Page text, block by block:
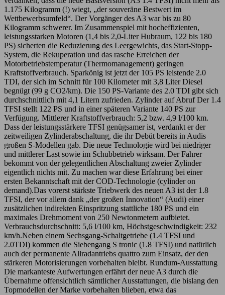
1.175 Kilogramm (!) wiegt, „der souveräne Bestwert im
Wettbewerbsumfeld“. Der Vorgänger des A3 war bis zu 80
Kilogramm schwerer. Im Zusammenspiel mit hocheffizienten,
leistungsstarken Motoren (1,4 bis 2,0-Liter Hubraum, 122 bis 180
PS) sicherten die Reduzierung des Leergewichts, das Start-Stopp-
System, die Rekuperation und das rasche Erreichen der
Motorbetriebstemperatur (Thermomanagement) geringen
Kraftstoffverbrauch. Sparkönig ist jetzt der 105 PS leistende 2.0
TDI, der sich im Schnitt für 100 Kilometer mit 3,8 Liter Diesel
begnügt (99 g CO2/km). Die 150 PS-Variante des 2.0 TDI gibt sich
durchschnittlich mit 4,1 Litern zufrieden. Zylinder auf Abruf Der 1.4
TFSI stellt 122 PS und in einer späteren Variante 140 PS zur
Verfügung. Mittlerer Kraftstoffverbrauch: 5,2 bzw. 4,9 l/100 km.
Dass der leistungsstärkere TFSI genügsamer ist, verdankt er der
zeitweiligen Zylinderabschaltung, die ihr Debüt bereits in Audis
großen S-Modellen gab. Die neue Technologie wird bei niedriger
und mittlerer Last sowie im Schubbetrieb wirksam. Der Fahrer
bekommt von der gelegentlichen Abschaltung zweier Zylinder
eigentlich nichts mit. Zu machen war diese Erfahrung bei einer
ersten Bekanntschaft mit der COD-Technologie (cylinder on
demand).Das vorerst stärkste Triebwerk des neuen A3 ist der 1.8
TFSI, der vor allem dank „der großen Innovation“ (Audi) einer
zusätzlichen indirekten Einspritzung stattliche 180 PS und ein
maximales Drehmoment von 250 Newtonmetern aufbietet.
Verbrauchsdurchschnitt: 5,6 l/100 km, Höchstgeschwindigkeit: 232
km/h.Neben einem Sechsgang-Schaltgetriebe (1.4 TFSI und
2.0TDI) kommen die Siebengang S tronic (1.8 TFSI) und natürlich
auch der permanente Allradantriebs quattro zum Einsatz, der den
stärkeren Motorisierungen vorbehalten bleibt. Rundum-Ausstattung
Die markanteste Aufwertungen erfährt der neue A3 durch die
Übernahme offensichtlich sämtlicher Ausstattungen, die bislang den
Topmodellen der Marke vorbehalten blieben, etwa das